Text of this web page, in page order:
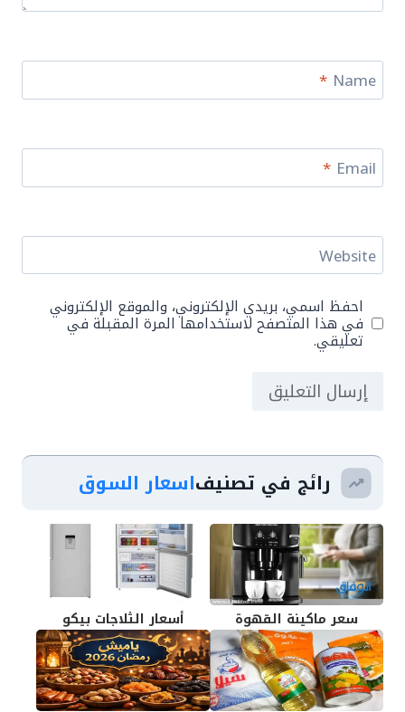
Name
*
Email
*
Website
احفظ اسمي، بريدي الإلكتروني، والموقع الإلكتروني
في هذا المتصفح لاستخدامها المرة المقبلة في
تعليقي.
رائج في تصنيفاسعار السوق
سعر ماكينة القهوة أسعار الثلاجات بيكو